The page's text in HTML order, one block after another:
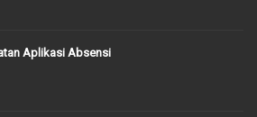
Aplikasi Absensi